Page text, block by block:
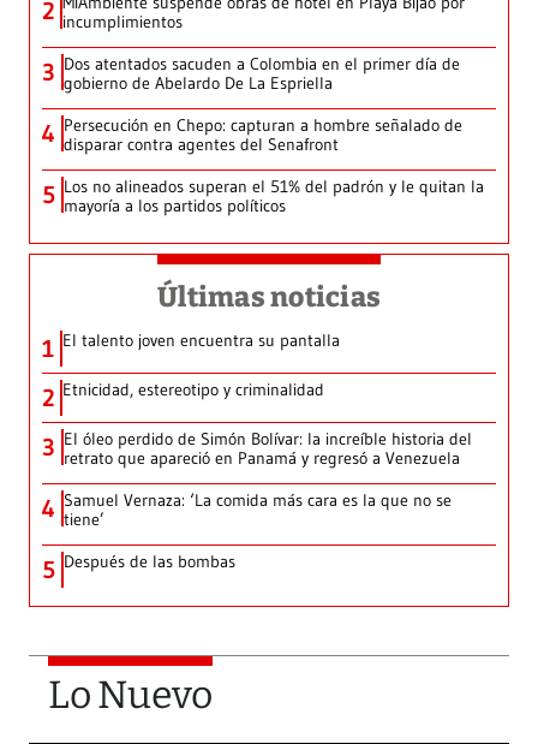
2 incumplimientos
3 Dos atentados sacuden a Colombia en el primer día de
gobierno de Abelardo De La Espriella
4 Persecución en Chepo: capturan a hombre señalado de
disparar contra agentes del Senafront
5 Los no alineados superan el 51% del padrón y le quitan la
mayoría a los partidos políticos
Últimas noticias
1 El talento joven encuentra su pantalla​
2 Etnicidad, estereotipo y criminalidad
3 El óleo perdido de Simón Bolívar: la increíble historia del
retrato que apareció en Panamá y regresó a Venezuela
4 Samuel Vernaza: ‘La comida más cara es la que no se
tiene’
5 Después de las bombas
Lo Nuevo